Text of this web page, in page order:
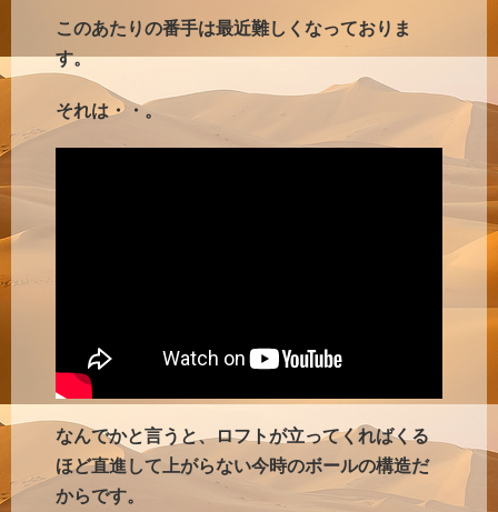
このあたりの番手は最近難しくなっておりま
す。
それは・・。
なんでかと言うと、ロフトが立ってくればくる
ほど直進して上がらない今時のボールの構造だ
からです。